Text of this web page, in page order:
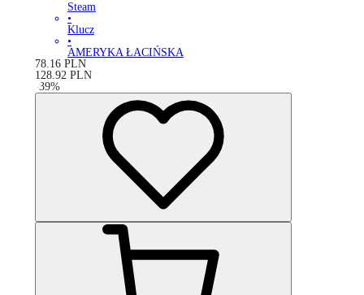
Steam
•
Klucz
•
AMERYKA ŁACIŃSKA
78.16 PLN
128.92 PLN
-39%